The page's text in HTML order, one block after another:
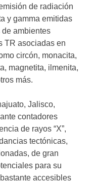
de radiación
y gamma emitidas
de ambientes
TR asociadas en
circón, monacita,
magnetita, ilmenita,
más.
Jalisco,
contadores
de rayos “X”,
tectónicas,
de gran
para su
accesibles